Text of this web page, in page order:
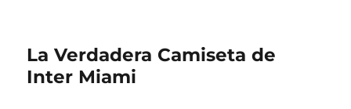
La Verdadera Camiseta de
Inter Miami